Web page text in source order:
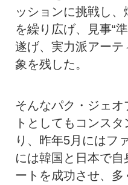
ッションに挑戦し
を繰り広げ、見事“
遂げ、実力派アー
象を残した。
そんなパク・ジェオ
トとしてもコンス
り、昨年5月にはフ
には韓国と日本で
ートを成功させ、